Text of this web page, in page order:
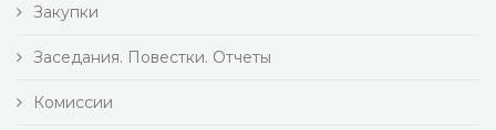
Закупки
Заседания. Повестки. Отчеты
Комиссии